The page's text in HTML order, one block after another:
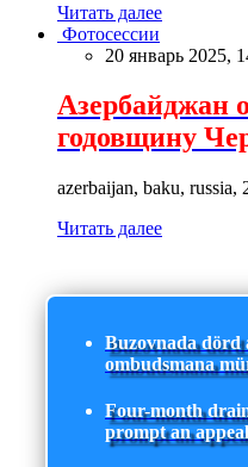
Читать далее
Фотосессии
20 январь 2025,
Азербайджан
годовщину
azerbaijan, baku, russia,
Читать далее
Buzovnada dörd
ombudsmana
Four-month
prompt an